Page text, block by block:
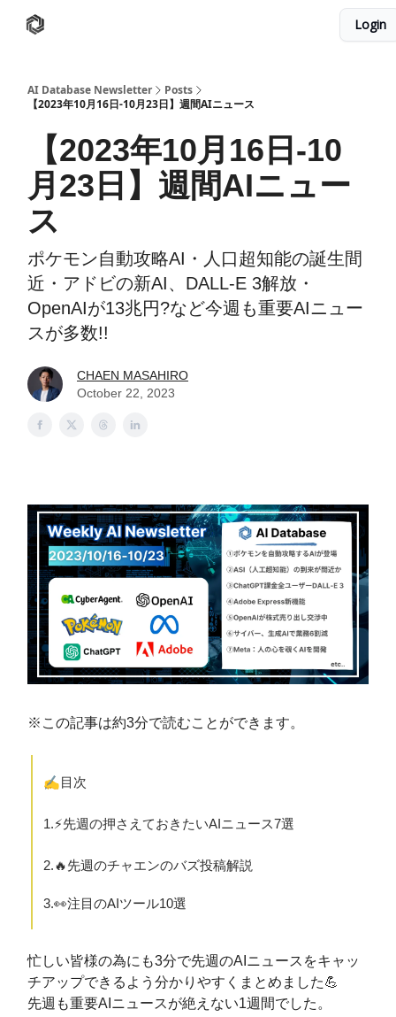
Login
AI Database Newsletter
Posts
【2023年10月16日-10月23日】週間AIニュース
【2023年10月16日-10
月23日】週間AIニュー
ス
ポケモン自動攻略AI・人口超知能の誕生間
近・アドビの新AI、DALL-E 3解放・
OpenAIが13兆円?など今週も重要AIニュー
スが多数!!
CHAEN MASAHIRO
October 22, 2023
※この記事は約3分で読むことができます。
✍️目次
1.⚡️先週の押さえておきたいAIニュース7選
2.🔥先週のチャエンのバズ投稿解説
3.👀注目のAIツール10選
忙しい皆様の為にも3分で先週のAIニュースをキャッ
チアップできるよう分かりやすくまとめました💪
先週も重要AIニュースが絶えない1週間でした。